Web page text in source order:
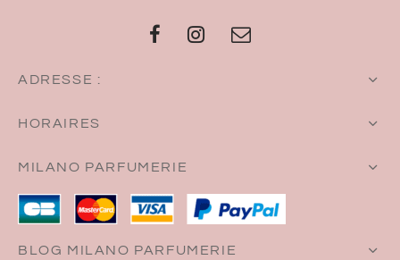
ADRESSE :
HORAIRES
MILANO PARFUMERIE
BLOG MILANO PARFUMERIE